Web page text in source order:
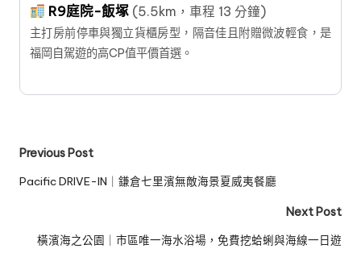
R9庭院-飯塚 (5.5km，車程 13 分鐘)
主打房前停車與獨立貨櫃房型，隔音佳且附贈微波輕食，是
福岡自駕遊的高CP值平價首選。
Post
navigation
Previous Post
Pacific DRIVE-IN｜鎌倉七里濱無敵海景夏威夷餐廳
Next Post
橫濱海之公園｜市區唯一海水浴場，免費挖蛤蜊與海線一日遊